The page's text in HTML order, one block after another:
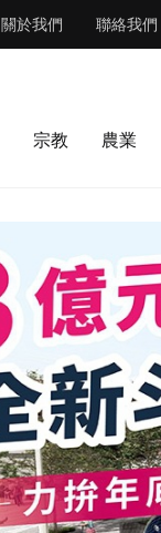
關於我們 聯絡我們
宗教 農業